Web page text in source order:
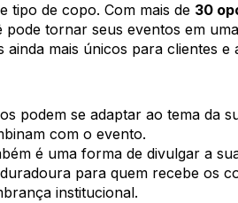
tipo de copo. Com mais de 30
pode tornar seus eventos em
mais únicos para clientes e
podem se adaptar ao tema da
com o evento.
é uma forma de divulgar a
para quem recebe os
institucional.